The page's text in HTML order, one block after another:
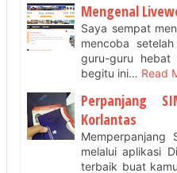
Mengenal
Saya sempat
mencoba
guru-guru hebat
begitu ini… Read
Perpanjang
Korlantas
Memperpanjang
melalui aplikasi
terbaik buat